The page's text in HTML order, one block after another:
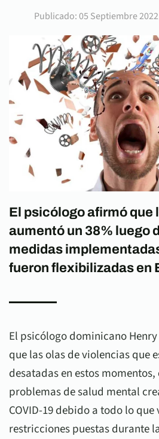
Publicado: 05 Septiembre 2022
El psicólogo afirmó que
aumentó un 38% luego
medidas
fueron flexibilizadas en
El psicólogo dominicano
que las olas de violencias que
desatadas en estos
problemas de salud mental
COVID-19 debido a todo lo
restricciones puestas durante